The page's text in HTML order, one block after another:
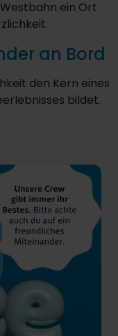
ein Ort
an Bord
den Kern eines
bildet.